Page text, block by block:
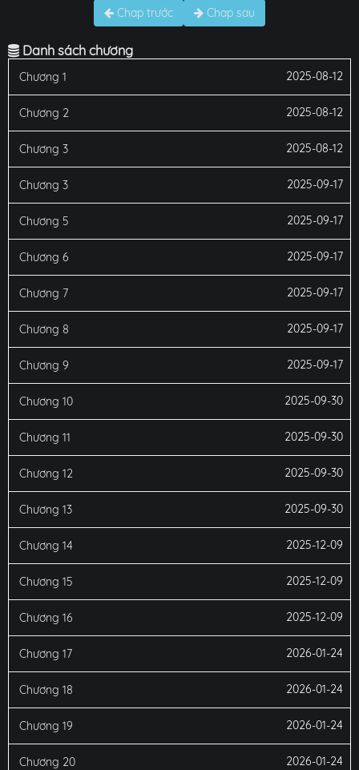
Chap trước Chap sau
Danh sách chương
Chương 1 2025-08-12
Chương 2 2025-08-12
Chương 3 2025-08-12
Chương 3 2025-09-17
Chương 5 2025-09-17
Chương 6 2025-09-17
Chương 7 2025-09-17
Chương 8 2025-09-17
Chương 9 2025-09-17
Chương 10 2025-09-30
Chương 11 2025-09-30
Chương 12 2025-09-30
Chương 13 2025-09-30
Chương 14 2025-12-09
Chương 15 2025-12-09
Chương 16 2025-12-09
Chương 17 2026-01-24
Chương 18 2026-01-24
Chương 19 2026-01-24
Chương 20 2026-01-24